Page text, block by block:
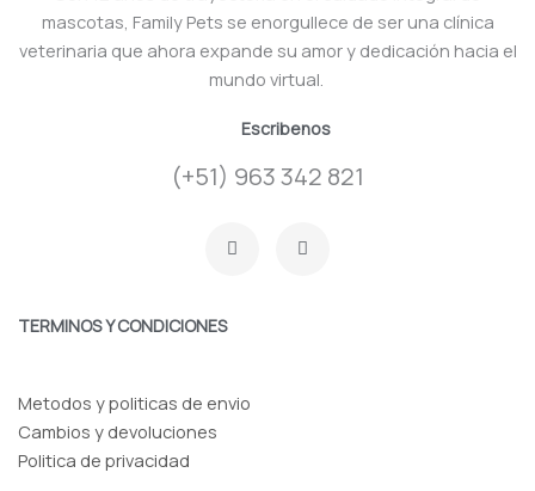
mascotas, Family Pets se enorgullece de ser una clínica
veterinaria que ahora expande su amor y dedicación hacia el
mundo virtual.
Escribenos
(+51) 963 342 821
a n
TERMINOS Y CONDICIONES
Metodos y politicas de envio
Cambios y devoluciones
Politica de privacidad